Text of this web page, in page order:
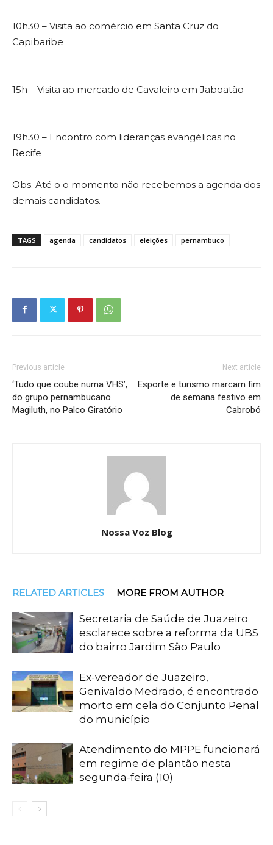
10h30 – Visita ao comércio em Santa Cruz do
Capibaribe
15h – Visita ao mercado de Cavaleiro em Jaboatão
19h30 – Encontro com lideranças evangélicas no
Recife
Obs. Até o o momento não recebemos a agenda dos
demais candidatos.
TAGS agenda candidatos eleições pernambuco
Previous article
‘Tudo que coube numa VHS’,
do grupo pernambucano
Magiluth, no Palco Giratório
Next article
Esporte e turismo marcam fim
de semana festivo em
Cabrobó
Nossa Voz Blog
RELATED ARTICLES MORE FROM AUTHOR
Secretaria de Saúde de Juazeiro
esclarece sobre a reforma da UBS
do bairro Jardim São Paulo
Ex-vereador de Juazeiro,
Genivaldo Medrado, é encontrado
morto em cela do Conjunto Penal
do município
Atendimento do MPPE funcionará
em regime de plantão nesta
segunda-feira (10)